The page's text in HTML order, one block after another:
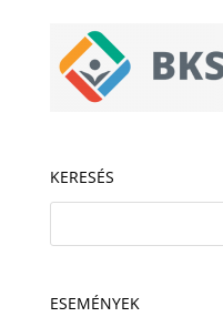
KERESÉS
ESEMÉNYEK